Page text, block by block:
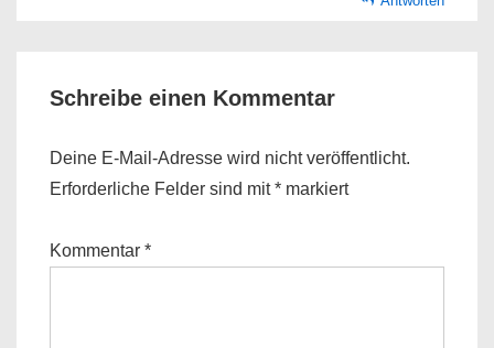
Schreibe einen Kommentar
Deine E-Mail-Adresse wird nicht veröffentlicht.
Erforderliche Felder sind mit* markiert
Kommentar *